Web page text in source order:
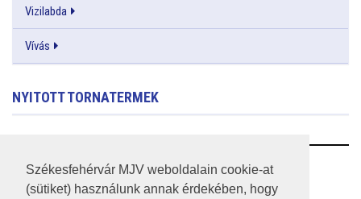
Székesfehérvár MJV weboldalain cookie-at
(sütiket) használunk annak érdekében, hogy
Vizilabda
Vívás
NYITOTT TORNATERMEK
RSS